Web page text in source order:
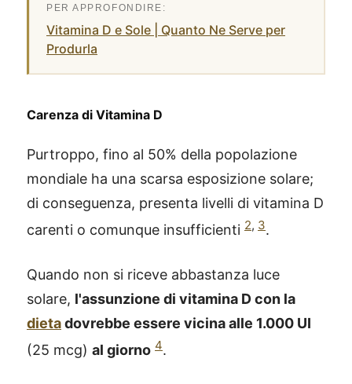
Vitamina D e Sole | Quanto Ne Serve per
Produrla
Carenza di Vitamina D
Purtroppo, fino al 50% della popolazione
mondiale ha una scarsa esposizione solare;
di conseguenza, presenta livelli di vitamina D
carenti o comunque insufficienti 2, 3.
Quando non si riceve abbastanza luce
solare, l'assunzione di vitamina D con la
dietadovrebbe essere vicina alle 1.000 UI
(25 mcg) al giorno 4.